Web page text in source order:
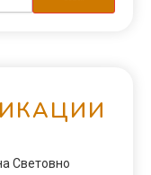
Световно